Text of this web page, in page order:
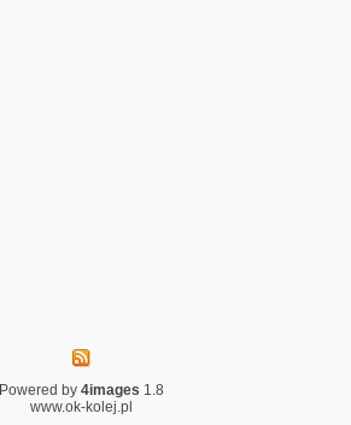
Powered by 4images 1.8
www.ok-kolej.pl